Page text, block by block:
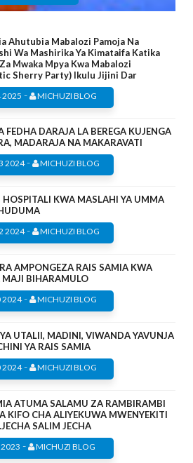
Ahutubia Mabalozi Pamoja Na
Wa Mashirika Ya Kimataifa Katika
Mwaka Mpya Kwa Mabalozi
Sherry Party) Ikulu Jijini Dar
2025 - MICHUZI BLOG
FEDHA DARAJA LA BEREGA KUJENGA
MADARAJA NA MAKARAVATI
2024- MICHUZI BLOG
HOSPITALI KWA MASLAHI YA UMMA
2024- MICHUZI BLOG
AMPONGEZA RAIS SAMIA KWA
MAJI BIHARAMULO
2024- MICHUZI BLOG
UTALII, MADINI, VIWANDA YAVUNJA
YA RAIS SAMIA
2024- MICHUZI BLOG
ATUMA SALAMU ZA RAMBIRAMBI
KIFO CHA ALIYEKUWA MWENYEKITI
SALIM JECHA
- MICHUZI BLOG